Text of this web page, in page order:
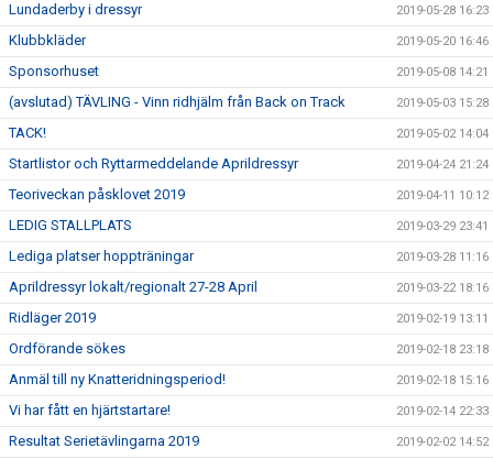
Lundaderby i dressyr 2019-05-28 16:23
Klubbkläder 2019-05-20 16:46
Sponsorhuset 2019-05-08 14:21
(avslutad) TÄVLING - Vinn ridhjälm från Back on Track 2019-05-03 15:28
TACK! 2019-05-02 14:04
Startlistor och Ryttarmeddelande Aprildressyr 2019-04-24 21:24
Teoriveckan påsklovet 2019 2019-04-11 10:12
LEDIG STALLPLATS 2019-03-29 23:41
Lediga platser hoppträningar 2019-03-28 11:16
Aprildressyr lokalt/regionalt 27-28 April 2019-03-22 18:16
Ridläger 2019 2019-02-19 13:11
Ordförande sökes 2019-02-18 23:18
Anmäl till ny Knatteridningsperiod! 2019-02-18 15:16
Vi har fått en hjärtstartare! 2019-02-14 22:33
Resultat Serietävlingarna 2019 2019-02-02 14:52